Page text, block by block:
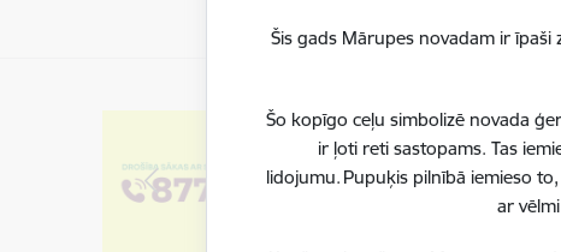
Šis gads Mārupes novadam ir
Šo kopīgo ceļu simbolizē novada
ir ļoti reti sastopams. Tas
lidojumu. Pupuķis pilnībā iemieso
ar